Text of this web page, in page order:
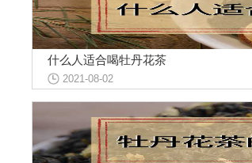
什么人适合喝牡丹花茶
2021-08-02